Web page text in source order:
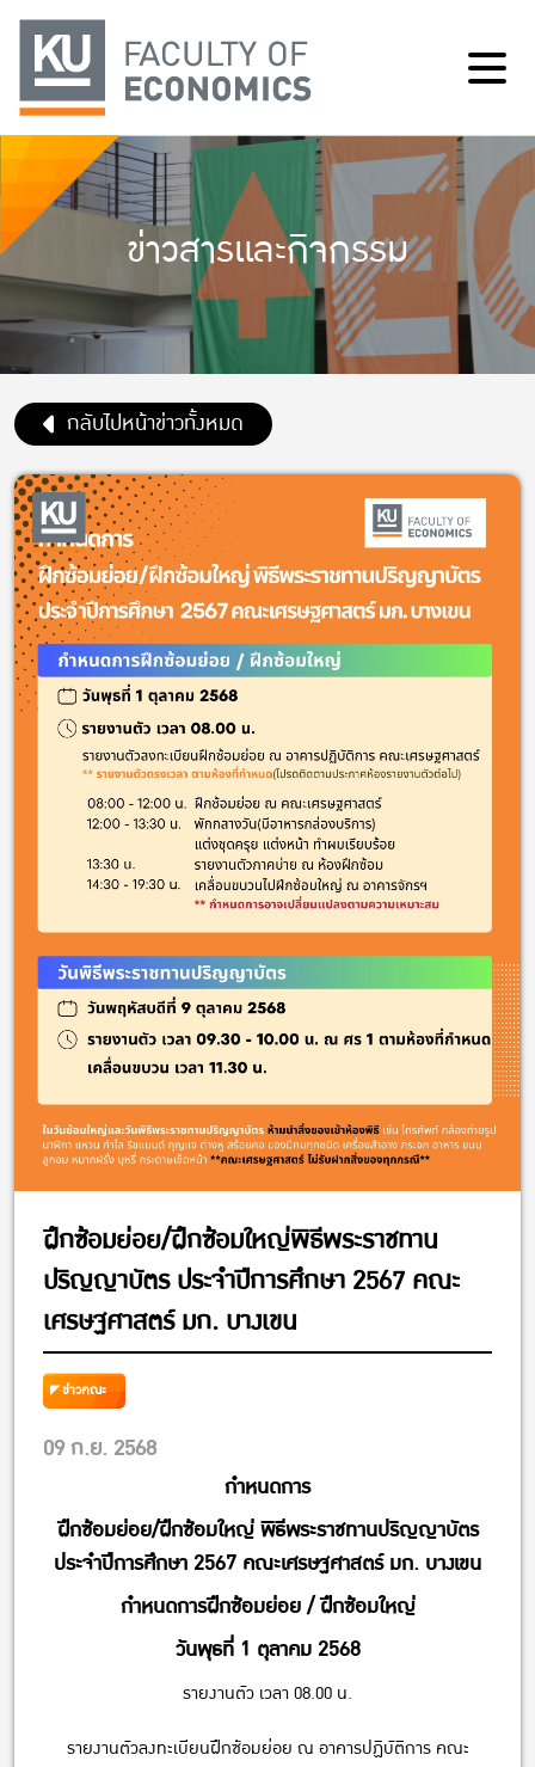
ข่าวสารและกิจกรรม
กลับไปหน้าข่าวทั้งหมด
ฝึกซ้อมย่อย/ฝึกซ้อมใหญ่พิธีพระราชทาน
ปริญญาบัตร ประจำปีการศึกษา 2567 คณะ
เศรษฐศาสตร์ มก. บางเขน
ข่าวคณะ
09 ก.ย. 2568
กำหนดการ
ฝึกซ้อมย่อย/ฝึกซ้อมใหญ่ พิธีพระราชทานปริญญาบัตร
ประจำปีการศึกษา 2567 คณะเศรษฐศาสตร์ มก. บางเขน
กำหนดการฝึกซ้อมย่อย / ฝึกซ้อมใหญ่
วันพุธที่ 1 ตุลาคม 2568
รายงานตัว เวลา 08.00 น.
รายงานตัวลงทะเบียนฝึกซ้อมย่อย ณ อาคารปฏิบัติการ คณะ